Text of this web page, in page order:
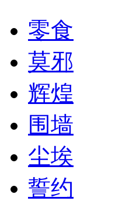
零食
莫邪
辉煌
围墙
尘埃
誓约